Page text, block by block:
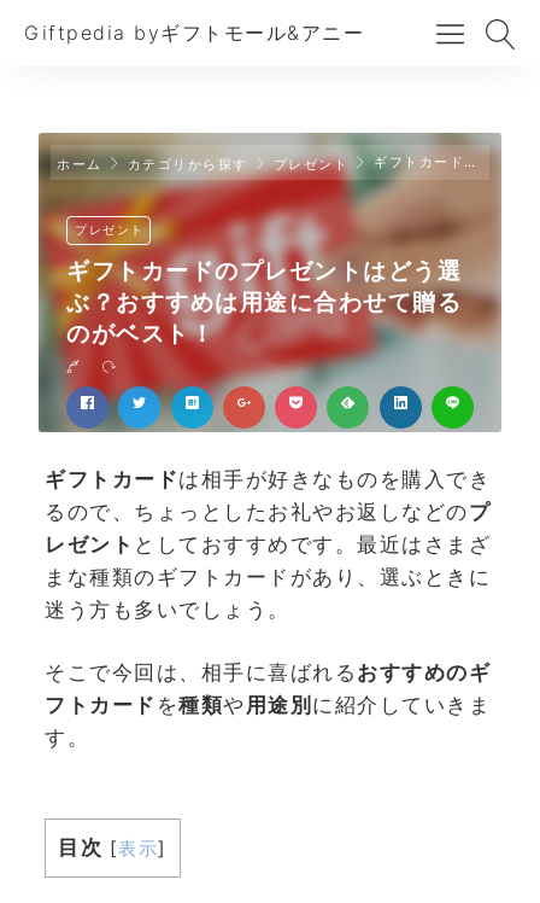
Giftpedia byギフトモール&アニー
ホーム カテゴリから探す プレゼント ギフトカードのプレゼントはどう選ぶ？おすすめは用途に合わせて贈るのがベスト！
プレゼント
ギフトカードのプレゼントはどう選
ぶ？おすすめは用途に合わせて贈る
のがベスト！
ギフトカードは相手が好きなものを購入でき
るので、ちょっとしたお礼やお返しなどのプ
レゼント としておすすめです。最近はさまざ
まな種類のギフトカードがあり、選ぶときに
迷う方も多いでしょう。
そこで今回は、相手に喜ばれる おすすめのギ
フトカード を種類や 用途別 に紹介していきま
す。
目次 [表示]